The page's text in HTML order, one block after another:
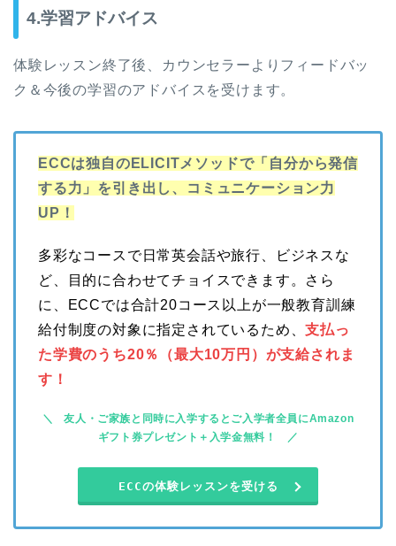
4.学習アドバイス
体験レッスン終了後、カウンセラーよりフィードバッ
ク＆今後の学習のアドバイスを受けます。
ECCは独自のELICITメソッドで「自分から発信
する力」を引き出し、コミュニケーション力
UP！
多彩なコースで日常英会話や旅行、ビジネスな
ど、目的に合わせてチョイスできます。さら
に、ECCでは合計20コース以上が一般教育訓練
給付制度の対象に指定されているため、支払っ
た学費のうち20％（最大10万円）が支給されま
す！
友人・ご家族と同時に入学するとご入学者全員にAmazon
ギフト券プレゼント＋入学金無料！
ECCの体験レッスンを受ける